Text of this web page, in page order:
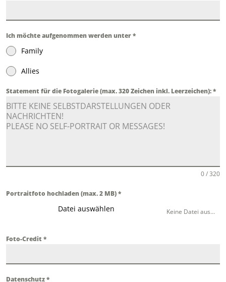
Ich möchte aufgenommen werden unter*
Family
Allies
Statement für die Fotogalerie (max. 320 Zeichen inkl. Leerzeichen):*
0 / 320
Portraitfoto hochladen (max. 2 MB)*
Datei auswählen Keine Datei ausgewählt
Foto-Credit *
Datenschutz*